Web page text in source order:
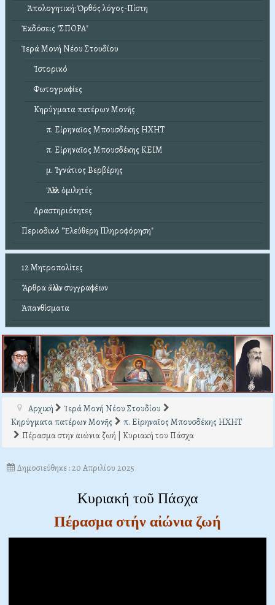
Ἀπολογητική: Ὀρθός λόγος-Πίστη
Ἐκδόσεις "ΣΠΟΡΑ"
Ἱερά Μονή Νέου Στουδίου
Ἱστορικό
Φωτογραφίες
Κηρύγματα πατέρων Μονῆς
π. Εἰρηναῖος Μπουσδέκης ΗΧΗΤ
π. Εἰρηναῖος Μπουσδέκης ΚΕΙΜ
μ. Ἰγνάτιος Βερβέρης
Ἄλλοι ὁμιλητές
Δραστηριότητες
Περιοδικό "Ἐλεύθερη Πληροφόρηση"
12 Μητροπολίτες
Ἄρθρα ἄλλων συγγραφέων
Ἀπανθίσματα
Αρχική
Ἱερά Μονή Νέου Στουδίου
Κηρύγματα πατέρων Μονῆς
π. Εἰρηναῖος Μπουσδέκης ΗΧΗΤ
Πέρασμα στην αιώνια ζωή | Κυριακή του Πάσχα
Δημοσιεύθηκε : 20 Απριλίου 2025
Κυριακή τοῦ Πάσχα
Πέρασμα στήν αἰώνια ζωή